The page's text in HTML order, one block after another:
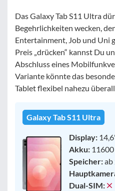
Das Galaxy Tab S11 Ultra
Begehrlichkeiten wecken,
Entertainment, Job und Uni
Preis „drücken“ kannst Du
Abschluss eines
Variante könnte das
Tablet flexibel nahezu
Galaxy Tab S11 Ultra
Display:
Akku:
Speicher:ab
Dual-SIM: